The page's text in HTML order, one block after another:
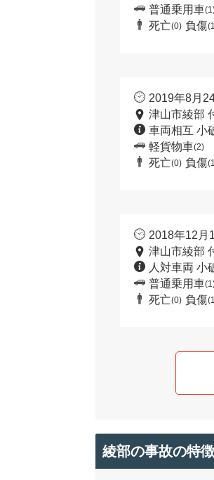
普通乗用車
死亡(0) 負傷
2019年8月
津山市綾部
車両相互 小
軽貨物車(2)
死亡(0) 負傷
2018年12月
津山市綾部
人対車両 小
普通乗用車
死亡(0) 負傷
綾部の事故の特徴